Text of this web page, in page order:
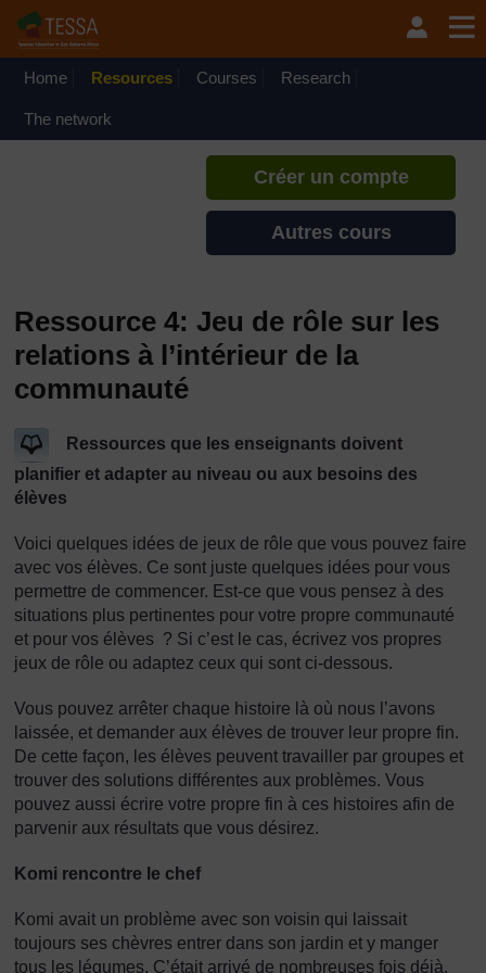
Home Resources Courses Research
The network
Si vous créez un compte, vous
pouvez établir un profil
Créer un compte
Autres cours
Ressource 4: Jeu de rôle sur les
relations à l’intérieur de la
communauté
Ressources que les enseignants doivent
planifier et adapter au niveau ou aux besoins des
élèves
Voici quelques idées de jeux de rôle que vous pouvez faire
avec vos élèves. Ce sont juste quelques idées pour vous
permettre de commencer. Est-ce que vous pensez à des
situations plus pertinentes pour votre propre communauté
et pour vos élèves ? Si c’est le cas, écrivez vos propres
jeux de rôle ou adaptez ceux qui sont ci-dessous.
Vous pouvez arrêter chaque histoire là où nous l’avons
laissée, et demander aux élèves de trouver leur propre fin.
De cette façon, les élèves peuvent travailler par groupes et
trouver des solutions différentes aux problèmes. Vous
pouvez aussi écrire votre propre fin à ces histoires afin de
parvenir aux résultats que vous désirez.
Komi rencontre le chef
Komi avait un problème avec son voisin qui laissait
toujours ses chèvres entrer dans son jardin et y manger
tous les légumes. C’était arrivé de nombreuses fois déjà.